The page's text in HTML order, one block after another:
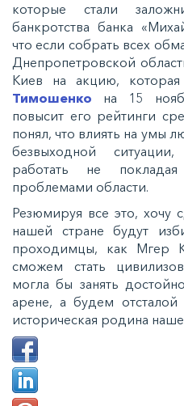
которые стали
банкротства банка
что если собрать всех
Днепропетровской
Киев на акцию, которая
Тимошенко на 15
повысит его рейтинги
понял, что влиять на умы
безвыходной
работать не
проблемами области.
Резюмируя все это, хочу
нашей стране будут
проходимцы, как Мгер
сможем стать
могла бы занять
арене, а будем отсталой
историческая родина